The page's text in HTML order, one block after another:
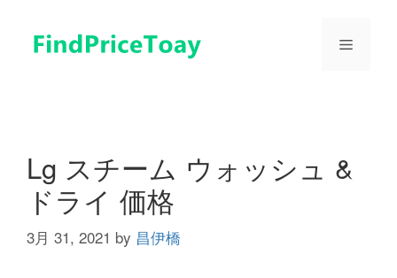
メ
Lg スチーム ウォッシュ &
ドライ 価格
3月 31, 2021 by 昌伊橋